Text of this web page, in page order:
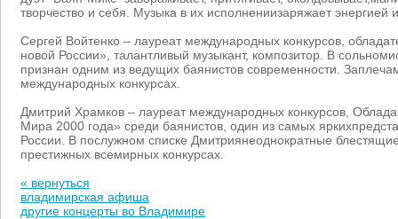
творчество и себя. Музыка в их исполнениизаряжает энергией
Сергей Войтенко – лауреат международных конкурсов,
новой России», талантливый музыкант, композитор. В
признан одним из ведущих баянистов современности.
международных конкурсах.
Дмитрий Храмков – лауреат международных конкурсов,
Мира 2000 года» среди баянистов, один из самых
России. В послужном списке Дмитриянеоднократные
престижных всемирных конкурсах.
« вернуться
владимирская афиша
другие концерты во Владимире